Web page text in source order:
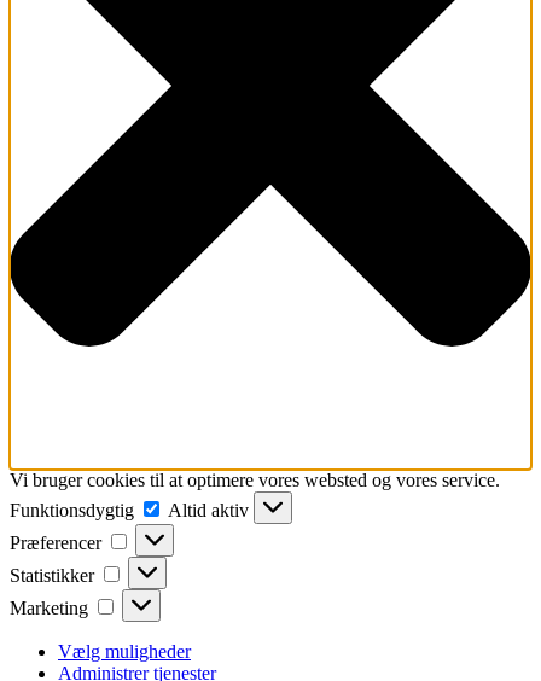
Vi bruger cookies til at optimere vores websted og vores service.
Funktionsdygtig
Funktionsdygtig
Altid aktiv
Præferencer
Præferencer
Statistikker Statistikker
Marketing Marketing
Vælg muligheder
Administrer tjenester